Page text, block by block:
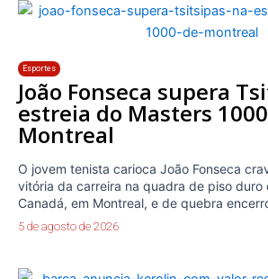
Esportes
João Fonseca supera
estreia do Masters
Montreal
O jovem tenista carioca João Fonseca
vitória da carreira na quadra de piso
Canadá, em Montreal, e de quebra
5 de agosto de 2026